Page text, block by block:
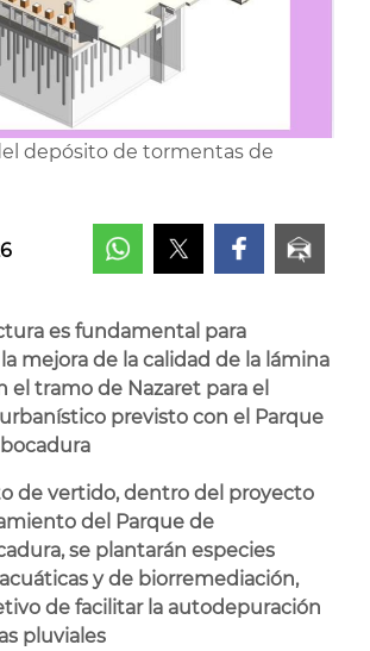
depósito de tormentas de
es fundamental para
mejora de la calidad de la lámina
el tramo de Nazaret para el
previsto con el Parque
de vertido, dentro del proyecto
del Parque de
se plantarán especies
y de biorremediación,
de facilitar la autodepuración
pluviales